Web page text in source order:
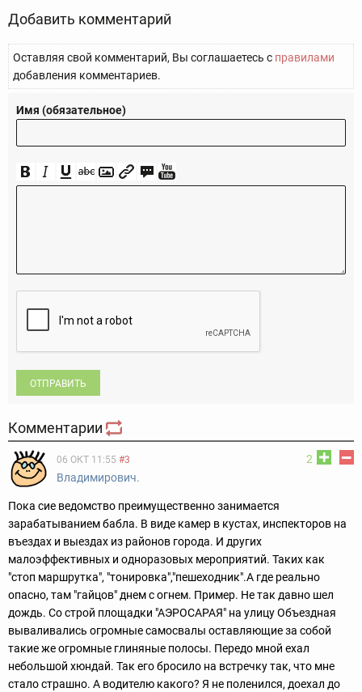
Добавить комментарий
Оставляя свой комментарий, Вы соглашаетесь с правилами
добавления комментариев.
Имя (обязательное)
ОТПРАВИТЬ
Комментарии
2
06 ОКТ 11:55 #3
Владимирович.
Пока сие ведомство преимущественно занимается
зарабатыванием бабла. В виде камер в кустах, инспекторов на
въездах и выездах из районов города. И других
малоэффективных и одноразовых мероприятий. Таких как
"стоп маршрутка", "тонировка","пешеходник".А где реально
опасно, там "гайцов" днем с огнем. Пример. Не так давно шел
дождь. Со строй площадки "АЭРОСАРАЯ" на улицу Объездная
вываливались огромные самосвалы оставляющие за собой
такие же огромные глиняные полосы. Передо мной ехал
небольшой хюндай. Так его бросило на встречку так, что мне
стало страшно. А водителю какого? Я не поленился, доехал до